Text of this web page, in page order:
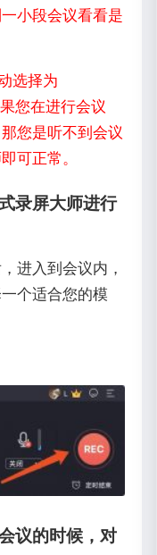
小段会议看看是
选择为
您在进行会议
您是听不到会议
可正常。
录屏大师进行
进入到会议内，
个适合您的模
议的时候，对